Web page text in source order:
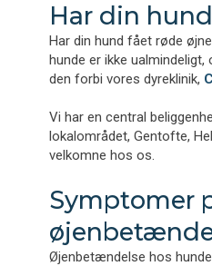
Har din
Har din hund fået røde
hunde er ikke
den forbi vores dyreklinik,
Vi har en central
lokalområdet, Gentofte,
velkomne hos os.
Symptomer
Øjenbetændelse hos